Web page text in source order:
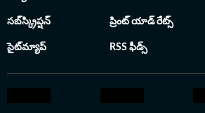
సబ్‌స్క్రిప్షన్ ప్రింట్ యాడ్ రేట్స్
సైట్‌మ్యాప్ RSS ఫీడ్స్